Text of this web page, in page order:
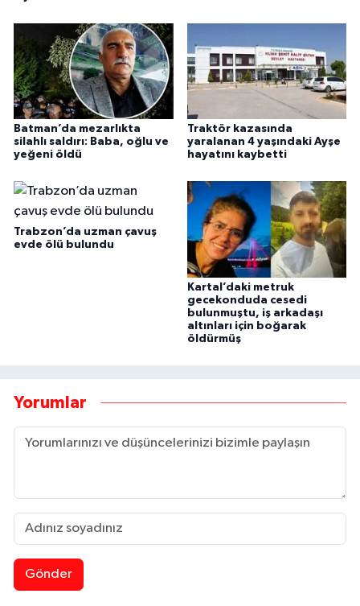
Batman’da mezarlıkta
silahlı saldırı: Baba, oğlu ve
yeğeni öldü
Traktör kazasında
yaralanan 4 yaşındaki Ayşe
hayatını kaybetti
Trabzon’da uzman çavuş
evde ölü bulundu
Kartal’daki metruk
gecekonduda cesedi
bulunmuştu, iş arkadaşı
altınları için boğarak
öldürmüş
Yorumlar
Gönder